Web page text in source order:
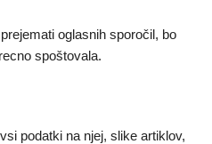
oglasnih sporočil, bo
spoštovala.
podatki na njej, slike artiklov,